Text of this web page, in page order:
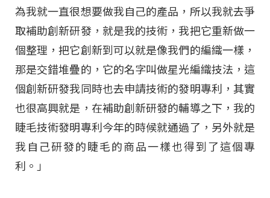
為我就一直很想要做我自己的產品，所以我就去爭
取補助創新研發，就是我的技術，我把它重新做一
個整理，把它創新到可以就是像我們的編織一樣，
那是交錯堆疊的，它的名字叫做星光編織技法，這
個創新研發我同時也去申請技術的發明專利，其實
也很高興就是，在補助創新研發的輔導之下，我的
睫毛技術發明專利今年的時候就通過了，另外就是
我自己研發的睫毛的商品一樣也得到了這個專
利。」